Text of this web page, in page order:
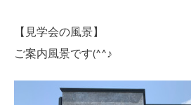
【見学会の風景】
ご案内風景です(^^♪